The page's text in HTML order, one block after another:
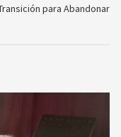
para Abandonar